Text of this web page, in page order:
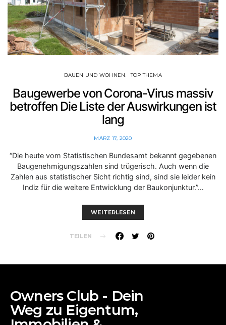
BAUEN UND WOHNEN TOP THEMA
Baugewerbe von Corona-Virus massiv
betroffen Die Liste der Auswirkungen ist
lang
MÄRZ 17, 2020
“Die heute vom Statistischen Bundesamt bekannt gegebenen
Baugenehmigungszahlen sind trügerisch. Auch wenn die
Zahlen aus statistischer Sicht richtig sind, sind sie leider kein
Indiz für die weitere Entwicklung der Baukonjunktur.”…
WEITERLESEN
TEILEN
Owners Club - Dein
Weg zu Eigentum,